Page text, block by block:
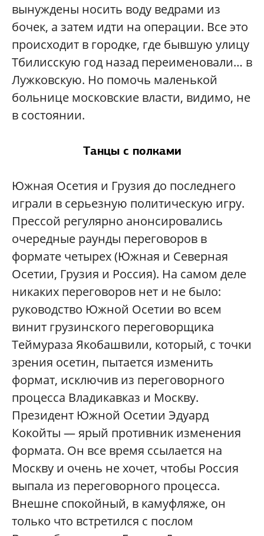
вынуждены носить воду ведрами из
бочек, а затем идти на операции. Все это
происходит в городке, где бывшую улицу
Тбилисскую год назад переименовали… в
Лужковскую. Но помочь маленькой
больнице московские власти, видимо, не
в состоянии.
Танцы с полками
Южная Осетия и Грузия до последнего
играли в серьезную политическую игру.
Прессой регулярно анонсировались
очередные раунды переговоров в
формате четырех (Южная и Северная
Осетии, Грузия и Россия). На самом деле
никаких переговоров нет и не было:
руководство Южной Осетии во всем
винит грузинского переговорщика
Теймураза Якобашвили, который, с точки
зрения осетин, пытается изменить
формат, исключив из переговорного
процесса Владикавказ и Москву.
Президент Южной Осетии Эдуард
Кокойты — ярый противник изменения
формата. Он все время ссылается на
Москву и очень не хочет, чтобы Россия
выпала из переговорного процесса.
Внешне спокойный, в камуфляже, он
только что встретился с послом